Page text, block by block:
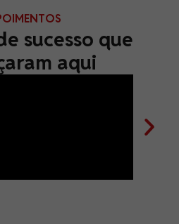
sucesso que
aqui